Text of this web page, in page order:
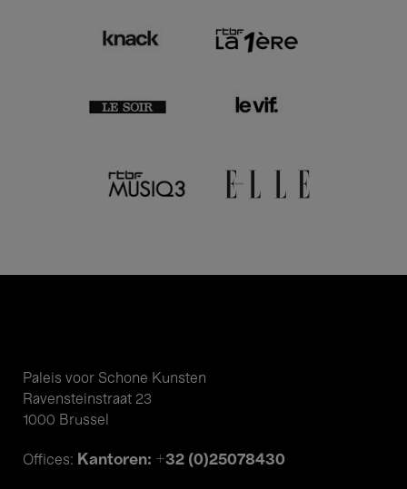
Paleis voor Schone Kunsten
Ravensteinstraat 23
1000 Brussel
Offices: Kantoren: +32 (0)25078430